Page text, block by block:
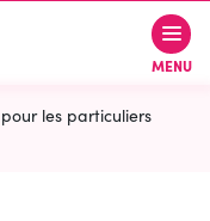
MENU
les particuliers